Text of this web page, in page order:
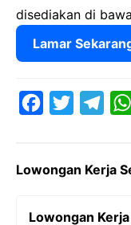
disediakan di
Lamar
e
t
e
Lowongan Kerja
Lowongan